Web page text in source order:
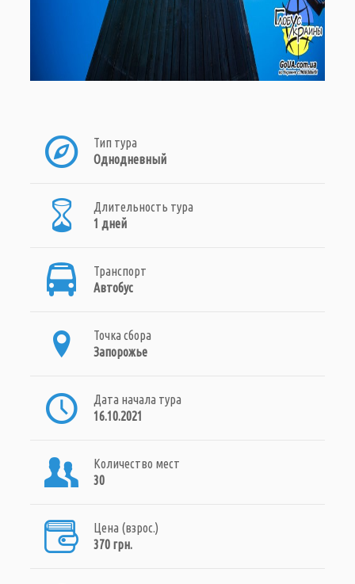
Тип тура
Однодневный
Длительность тура
1 дней
Транспорт
Автобус
Точка сбора
Запорожье
Дата начала тура
16.10.2021
Количество мест
30
Цена (взрос.)
370 грн.